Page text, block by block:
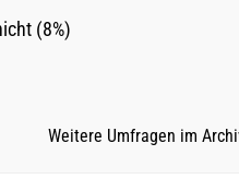
(8%)
Weitere Umfragen im